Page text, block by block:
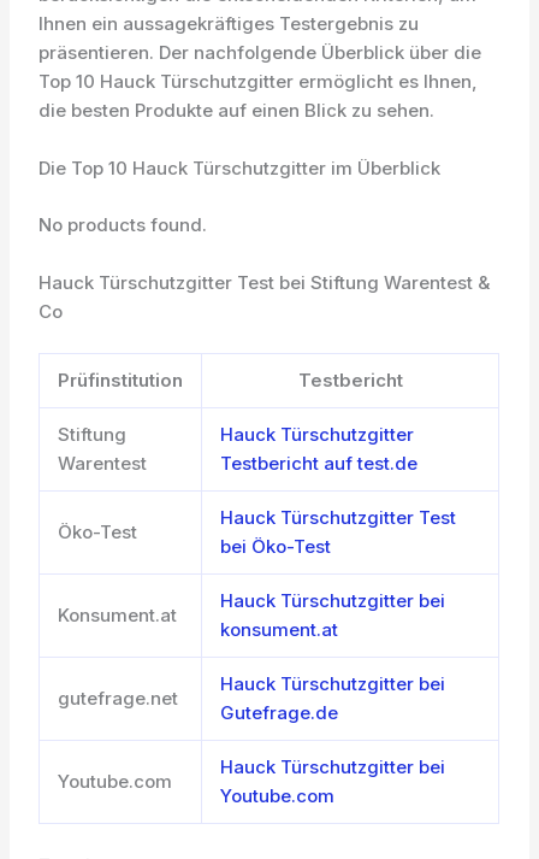
Ihnen ein aussagekräftiges Testergebnis zu
präsentieren. Der nachfolgende Überblick über die
Top 10 Hauck Türschutzgitter ermöglicht es Ihnen,
die besten Produkte auf einen Blick zu sehen.
Die Top 10 Hauck Türschutzgitter im Überblick
No products found.
Hauck Türschutzgitter Test bei Stiftung Warentest &
Co
Prüfinstitution Testbericht
Stiftung
Warentest
Hauck Türschutzgitter
Testbericht auf test.de
Öko-Test
Hauck Türschutzgitter Test
bei Öko-Test
Konsument.at
Hauck Türschutzgitter bei
konsument.at
gutefrage.net
Hauck Türschutzgitter bei
Gutefrage.de
Youtube.com
Hauck Türschutzgitter bei
Youtube.com